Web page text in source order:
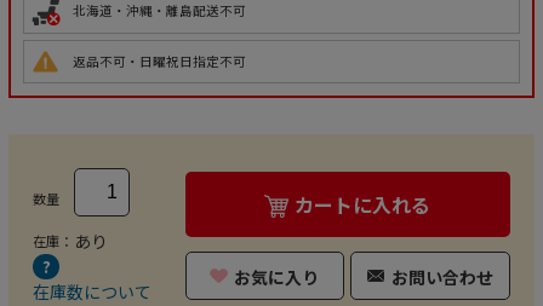
北海道・沖縄・離島配送不可
返品不可・日曜祝日指定不可
数量
在庫： あり
在庫数について
カートに入れる
お気に入り お問い合わせ